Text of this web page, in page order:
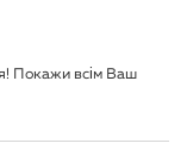
Покажи всім Ваш